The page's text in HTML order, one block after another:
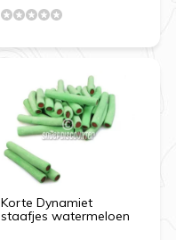
Korte Dynamiet
staafjes watermeloen